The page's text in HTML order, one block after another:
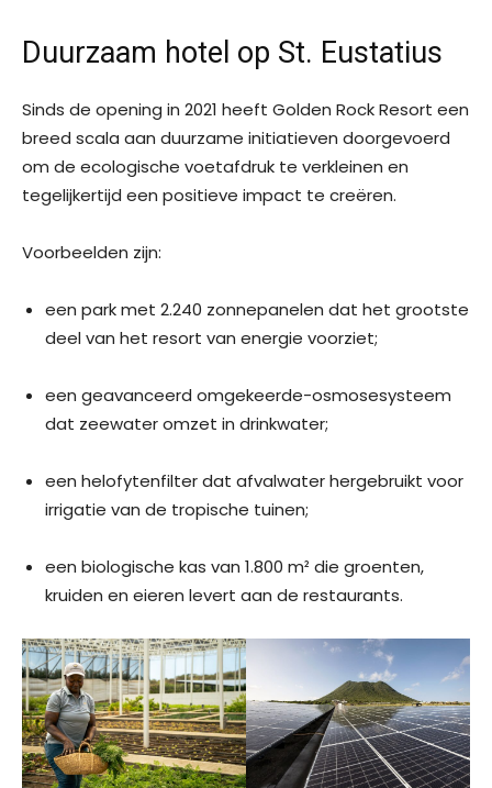
Duurzaam hotel op St. Eustatius
Sinds de opening in 2021 heeft Golden Rock Resort een
breed scala aan duurzame initiatieven doorgevoerd
om de ecologische voetafdruk te verkleinen en
tegelijkertijd een positieve impact te creëren.
Voorbeelden zijn:
een park met 2.240 zonnepanelen dat het grootste
deel van het resort van energie voorziet;
een geavanceerd omgekeerde-osmose­systeem
dat zeewater omzet in drinkwater;
een helofytenfilter dat afvalwater hergebruikt voor
irrigatie van de tropische tuinen;
een biologische kas van 1.800 m² die groenten,
kruiden en eieren levert aan de restaurants.